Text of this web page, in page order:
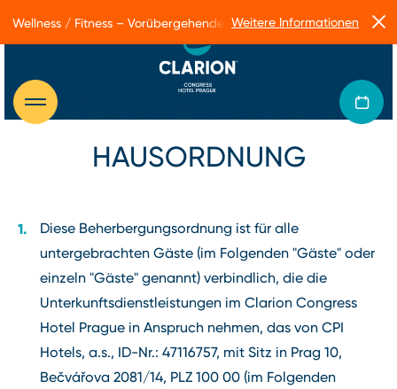
HAUSORDNUNG
Diese Beherbergungsordnung ist für alle
untergebrachten Gäste (im Folgenden "Gäste" oder
einzeln "Gäste" genannt) verbindlich, die die
Unterkunftsdienstleistungen im Clarion Congress
Hotel Prague in Anspruch nehmen, das von CPI
Hotels, a.s., ID-Nr.: 47116757, mit Sitz in Prag 10,
Bečvářova 2081/14, PLZ 100 00 (im Folgenden
Wellness / Fitness – Vorübergehende Betriebseinschränkungen
Weitere Informationen